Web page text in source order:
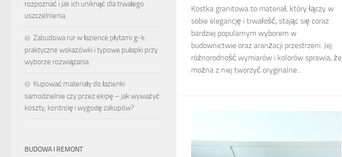
Kostka granitowa to materiał, który łączy w
sobie elegancję i trwałość, stając się coraz
bardziej popularnym wyborem w
budownictwie oraz aranżacji przestrzeni. Jej
różnorodność wymiarów i kolorów sprawia, że
można z niej tworzyć oryginalne...
rozpoznać i jak ich uniknąć dla trwałego
uszczelnienia
Zabudowa rur w łazience płytami g-k:
praktyczne wskazówki i typowe pułapki przy
wyborze rozwiązania
Kupować materiały do łazienki
samodzielnie czy przez ekipę – jak wyważyć
koszty, kontrolę i wygodę zakupów?
BUDOWA I REMONT